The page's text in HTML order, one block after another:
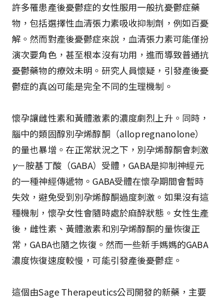
許多罹患產後憂鬱症的女性服用一般抗憂鬱症藥
物，包括選擇性血清張力素吸收抑制劑，例如百憂
解。然而對產後憂鬱症來說，血清張力素可能僅扮
演次要角色，甚至根本沒有功用，進而導致普通抗
憂鬱藥物的療效未明。研究人員懷疑，引發產後憂
鬱症的真凶可能是完全不同的生理機制。
懷孕讓雌性素和黃體激素的濃度劇烈上升。同時，
腦中的類固醇別孕烯醇酮（allopregnanolone）
的量也暴增。在正常狀況之下，別孕烯醇酮會刺激
γ－胺基丁酸（GABA）受體，GABA是抑制神經元
的一種神經傳遞物。GABA受體在懷孕期間會暫時
失效，避免受到別孕烯醇酮過度刺激。如果沒有這
種機制，懷孕女性會隨時處於麻醉狀態。女性生產
後，雌性素、黃體激素和別孕烯醇酮的量恢復正
常，GABA也隨之恢復。然而一些新手媽媽的GABA
濃度恢復速度較慢，可能引發產後憂鬱症。
這個由Sage Therapeutics公司開發的新藥，主要